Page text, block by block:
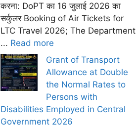
करना: DoPT का 16 जुलाई 2026 का
सर्कुलर Booking of Air Tickets for
LTC Travel 2026; The Department
... Read more
Grant of Transport
Allowance at Double
the Normal Rates to
Persons with
Disabilities Employed in Central
Government 2026